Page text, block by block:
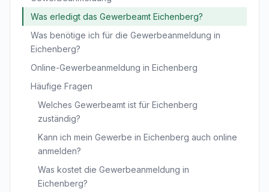
Was erledigt das Gewerbeamt Eichenberg?
Was benötige ich für die Gewerbeanmeldung in
Eichenberg?
Online-Gewerbeanmeldung in Eichenberg
Häufige Fragen
Welches Gewerbeamt ist für Eichenberg
zuständig?
Kann ich mein Gewerbe in Eichenberg auch online
anmelden?
Was kostet die Gewerbeanmeldung in
Eichenberg?